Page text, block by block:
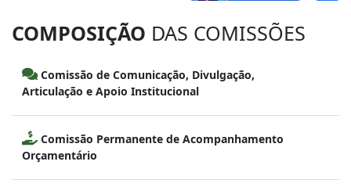
COMPOSIÇÃO DAS COMISSÕES
Comissão de Comunicação, Divulgação,
Articulação e Apoio Institucional
Comissão Permanente de Acompanhamento
Orçamentário